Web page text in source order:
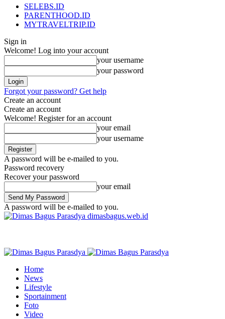
SELEBS.ID
PARENTHOOD.ID
MYTRAVELTRIP.ID
Sign in
Welcome! Log into your account
your username
your password
Forgot your password? Get help
Create an account
Create an account
Welcome! Register for an account
your email
your username
A password will be e-mailed to you.
Password recovery
Recover your password
your email
A password will be e-mailed to you.
dimasbagus.web.id
Home
News
Lifestyle
Sportainment
Foto
Video